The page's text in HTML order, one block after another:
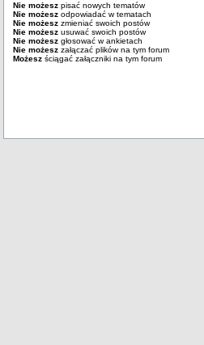
Nie możesz pisać nowych tematów
Nie możesz odpowiadać w tematach
Nie możesz zmieniać swoich postów
Nie możesz usuwać swoich postów
Nie możesz głosować w ankietach
Nie możesz załączać plików na tym forum
Możesz ściągać załączniki na tym forum